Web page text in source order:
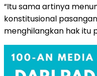
“Itu sama artinya
konstitusional
menghilangkan hak itu